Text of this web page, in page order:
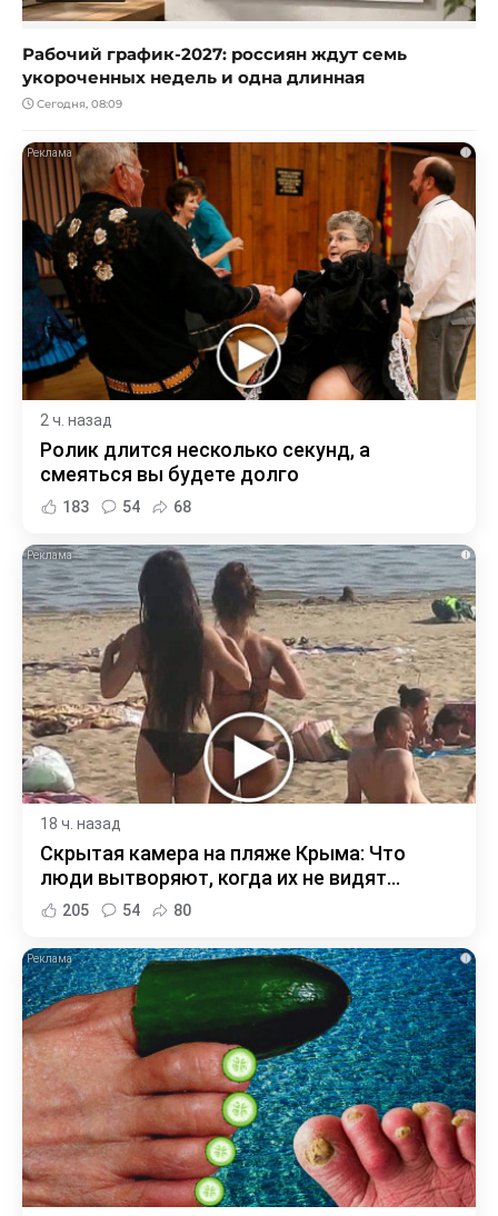
Рабочий график-2027: россиян ждут семь
укороченных недель и одна длинная
Сегодня, 08:09
i
2 ч. назад
Ролик длится несколько секунд, а
смеяться вы будете долго
183 54 68
i
18 ч. назад
Скрытая камера на пляже Крыма: Что
люди вытворяют, когда их не видят...
205 54 80
i